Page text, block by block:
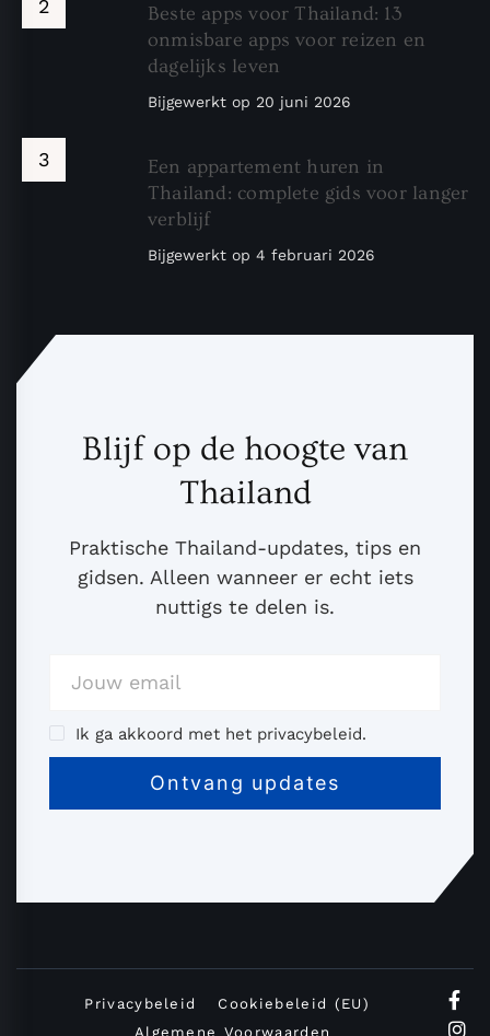
Beste apps voor Thailand: 13
onmisbare apps voor reizen en
dagelijks leven
Bijgewerkt op 20 juni 2026
Een appartement huren in
Thailand: complete gids voor langer
verblijf
Bijgewerkt op 4 februari 2026
Blijf op de hoogte van
Thailand
Praktische Thailand-updates, tips en
gidsen. Alleen wanneer er echt iets
nuttigs te delen is.
Ik ga akkoord met het privacybeleid.
Privacybeleid
Cookiebeleid (EU)
Algemene Voorwaarden